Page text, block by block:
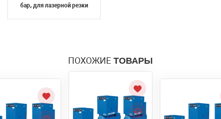
бар, для лазерной резки
ПОХОЖИЕ ТОВАРЫ